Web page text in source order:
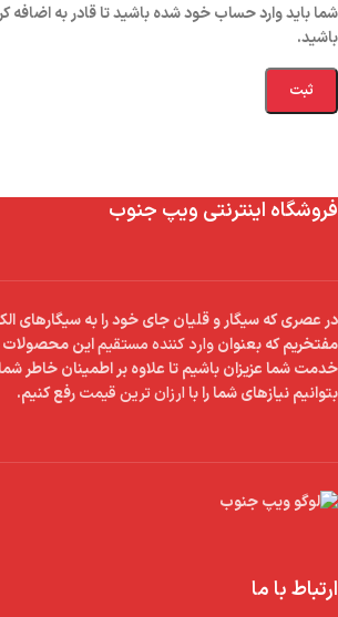
شما باید وارد حساب خود شده باشید تا قادر به اضافه
باشید.
فروشگاه اینترنتی ویپ جنوب
در عصری که سیگار و قلیان جای خود را به سیگارهای
مفتخریم که بعنوانوارد کننده مستقیماین محصولات
خدمت شما عزیزان باشیم تا علاوه بر اطمینان خاطر شما
بتوانیم نیازهای شما را باارزان ترین قیمترفع کنیم.
ارتباط با ما